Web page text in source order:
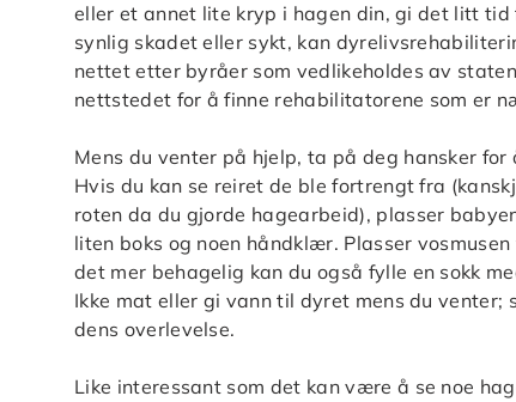
eller et annet lite kryp i hagen din, gi det litt
synlig skadet eller sykt, kan
nettet etter byråer som vedlikeholdes av
nettstedet for å finne rehabilitatorene som er
Mens du venter på hjelp, ta på deg hansker
Hvis du kan se reiret de ble fortrengt fra
roten da du gjorde hagearbeid), plasser
liten boks og noen håndklær. Plasser
det mer behagelig kan du også fylle en sokk
Ikke mat eller gi vann til dyret mens du
dens overlevelse.
Like interessant som det kan være å se noe